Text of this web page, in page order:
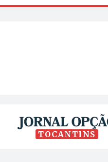
TOCANTINS